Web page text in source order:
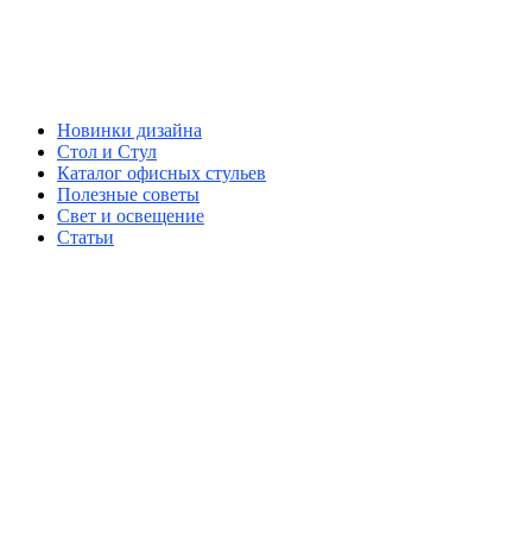
Новинки дизайна
Стол и Стул
Каталог офисных стульев
Полезные советы
Свет и освещение
Статьи